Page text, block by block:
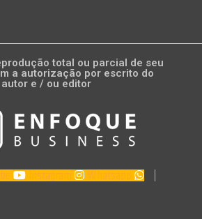
total ou parcial de seu
a autorização por escrito do
autor e / ou editor
Instagram Whatsapp